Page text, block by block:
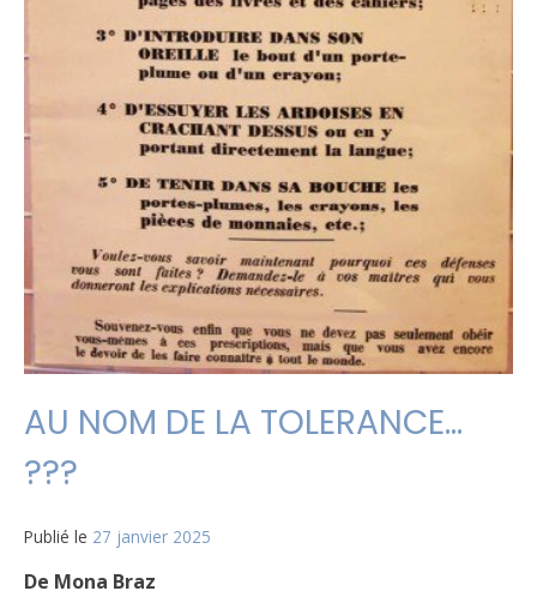
AU NOM DE LA TOLERANCE…
???
Publié le 27 janvier 2025
De Mona Braz